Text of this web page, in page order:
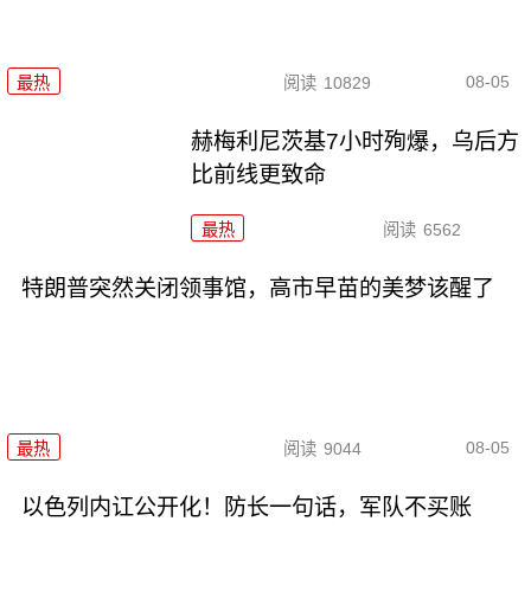
最热 阅读 10829 08-05
赫梅利尼茨基7小时殉爆，乌后方
比前线更致命
最热 阅读 6562
特朗普突然关闭领事馆，高市早苗的美梦该醒了
最热 阅读 9044 08-05
以色列内讧公开化！防长一句话，军队不买账